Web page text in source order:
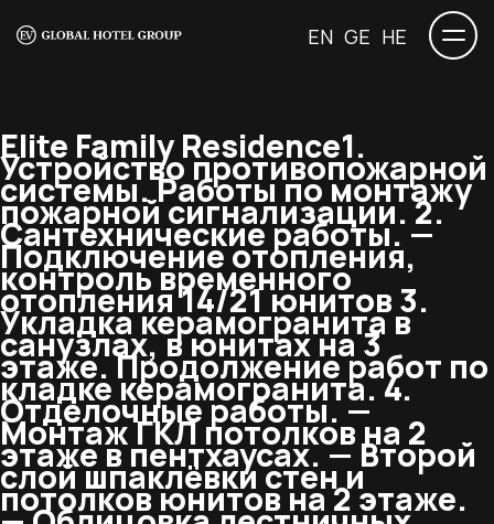
EN GE HE
Elite Family Residence1.
Устройство противопожарной
системы. Работы по монтажу
пожарной сигнализации. 2.
Сантехнические работы. —
Подключение отопления,
контроль временного
отопления 14/21 юнитов 3.
Укладка керамогранита в
санузлах, в юнитах на 3
этаже. Продолжение работ по
кладке керамогранита. 4.
Отделочные работы. —
Монтаж ГКЛ потолков на 2
этаже в пентхаусах. — Второй
слой шпаклёвки стен и
потолков юнитов на 2 этаже.